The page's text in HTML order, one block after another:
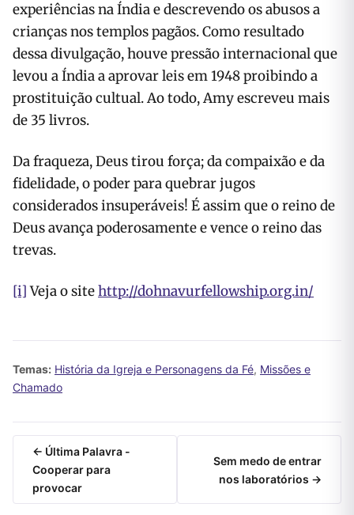
experiências na Índia e descrevendo os abusos a
crianças nos templos pagãos. Como resultado
dessa divulgação, houve pressão internacional que
levou a Índia a aprovar leis em 1948 proibindo a
prostituição cultual. Ao todo, Amy escreveu mais
de 35 livros.
Da fraqueza, Deus tirou força; da compaixão e da
fidelidade, o poder para quebrar jugos
considerados insuperáveis! É assim que o reino de
Deus avança poderosamente e vence o reino das
trevas.
[i]Veja o sitehttp://dohnavurfellowship.org.in/
Temas: História da Igreja e Personagens da Fé, Missões e
Chamado
← Última Palavra -
Cooperar para
provocar
Sem medo de entrar
nos laboratórios →